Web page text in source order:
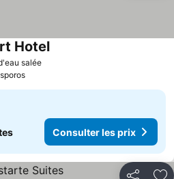
salée
Hotel
Consulter les prix